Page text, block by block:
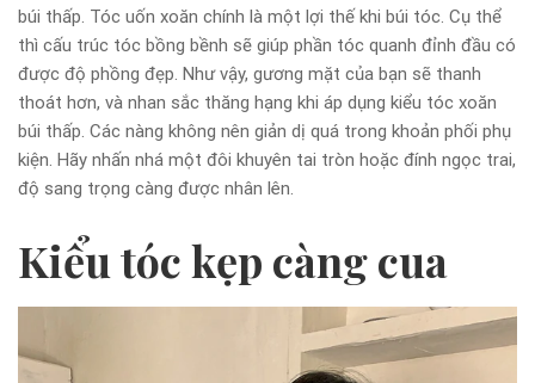
búi thấp. Tóc uốn xoăn chính là một lợi thế khi búi tóc. Cụ thể
thì cấu trúc tóc bồng bềnh sẽ giúp phần tóc quanh đỉnh đầu có
được độ phồng đẹp. Như vậy, gương mặt của bạn sẽ thanh
thoát hơn, và nhan sắc thăng hạng khi áp dụng kiểu tóc xoăn
búi thấp. Các nàng không nên giản dị quá trong khoản phối phụ
kiện. Hãy nhấn nhá một đôi khuyên tai tròn hoặc đính ngọc trai,
độ sang trọng càng được nhân lên.
Kiểu tóc kẹp càng cua